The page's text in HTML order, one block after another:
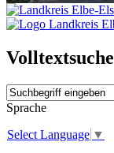
Volltextsuche
Sprache
Select Language ▼